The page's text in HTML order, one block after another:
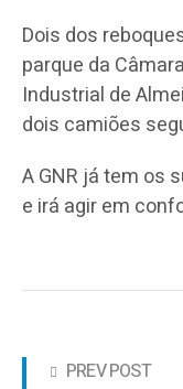
Dois dos
parque da
Industrial de
dois camiões
A GNR já tem os
e irá agir em
PREV POST